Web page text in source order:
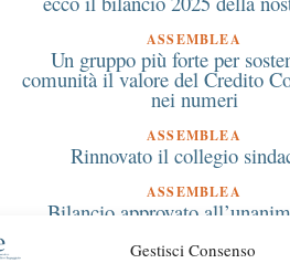
Gestisci Consenso
ASSEMBLEA
Un gruppo più forte per
comunità il valore del Credito
nei numeri
ASSEMBLEA
Rinnovato il collegio
ASSEMBLEA
Bilancio approvato